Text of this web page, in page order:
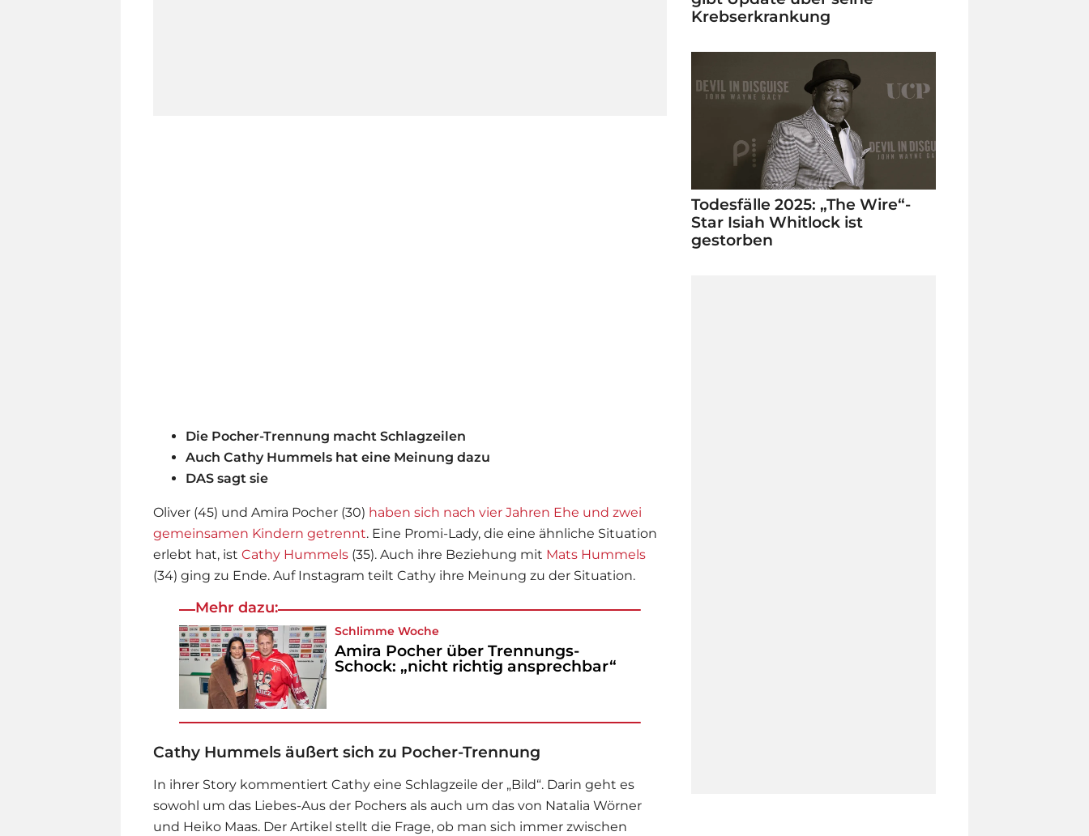
Die Pocher-Trennung macht Schlagzeilen
Auch Cathy Hummels hat eine Meinung dazu
DAS sagt sie
Oliver (45) und Amira Pocher (30) haben sich nach vier Jahren Ehe und zwei
gemeinsamen Kindern getrennt. Eine Promi-Lady, die eine ähnliche Situation
erlebt hat, ist Cathy Hummels (35). Auch ihre Beziehung mit Mats Hummels
(34) ging zu Ende. Auf Instagram teilt Cathy ihre Meinung zu der Situation.
Mehr dazu:
Schlimme Woche
Amira Pocher über Trennungs-
Schock: „nicht richtig ansprechbar“
Cathy Hummels äußert sich zu Pocher-Trennung
In ihrer Story kommentiert Cathy eine Schlagzeile der „Bild“. Darin geht es
sowohl um das Liebes-Aus der Pochers als auch um das von Natalia Wörner
und Heiko Maas. Der Artikel stellt die Frage, ob man sich immer zwischen
Krebserkrankung
Todesfälle 2025: „The Wire“-
Star Isiah Whitlock ist
gestorben